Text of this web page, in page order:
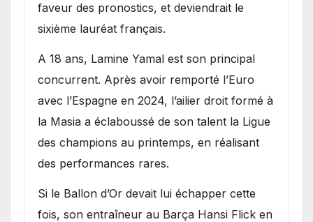
faveur des pronostics, et deviendrait le
sixième lauréat français.
A 18 ans, Lamine Yamal est son principal
concurrent. Après avoir remporté l’Euro
avec l’Espagne en 2024, l’ailier droit formé à
la Masia a éclaboussé de son talent la Ligue
des champions au printemps, en réalisant
des performances rares.
Si le Ballon d’Or devait lui échapper cette
fois, son entraîneur au Barça Hansi Flick en